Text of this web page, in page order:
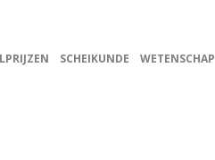
SCHEIKUNDE WETENSCHAP